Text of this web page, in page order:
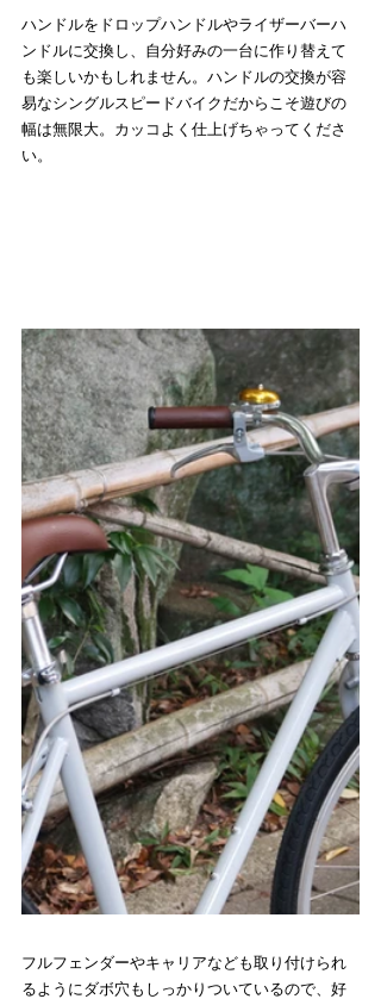
ハンドルをドロップハンドルやライザーバーハ
ンドルに交換し、自分好みの一台に作り替えて
も楽しいかもしれません。ハンドルの交換が容
易なシングルスピードバイクだからこそ遊びの
幅は無限大。カッコよく仕上げちゃってくださ
い。
フルフェンダーやキャリアなども取り付けられ
るようにダボ穴もしっかりついているので、好